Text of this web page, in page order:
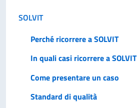
SOLVIT
Perché ricorrere a SOLVIT
In quali casi ricorrere a SOLVIT
Come presentare un caso
Standard di qualità